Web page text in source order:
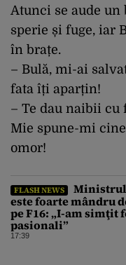
Atunci se aude un
sperie și fuge, iar
în brațe.
– Bulă, mi-ai
fata îți aparțin!
– Te dau naibii cu
Mie spune-mi
omor!
FLASH NEWS
Ministrul
este foarte mândru
pe F16: „I-am simţit
pasionali”
17:39